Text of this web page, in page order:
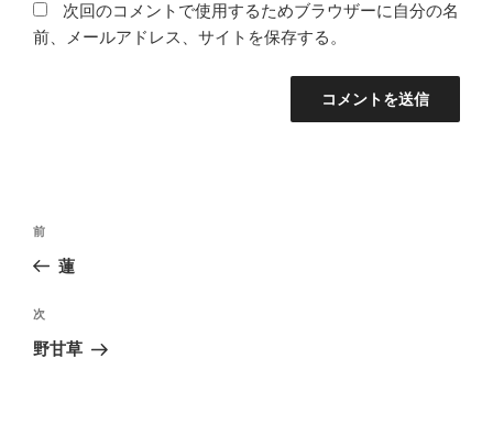
次回のコメントで使用するためブラウザーに自分の名
前、メールアドレス、サイトを保存する。
投
ビ
ゲ
過
去
投
稿
前
蓮
次
の
次
野甘草